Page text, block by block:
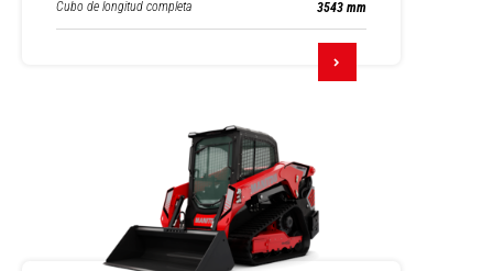
Cubo de longitud completa 3543 mm